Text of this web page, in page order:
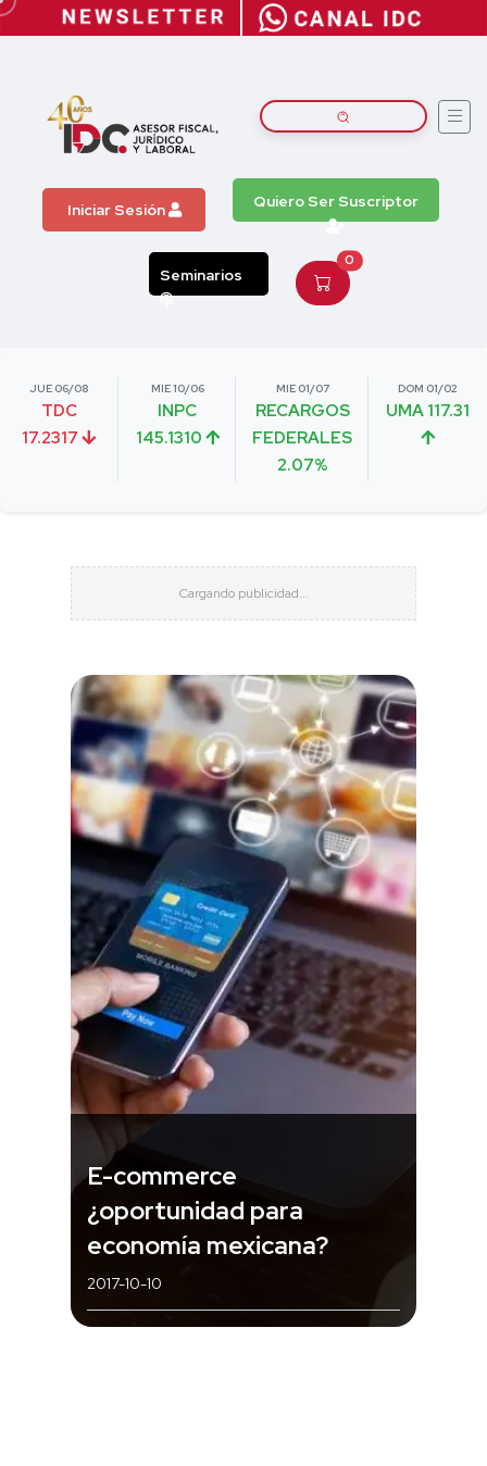
Iniciar Sesión Quiero Ser Suscriptor
Seminarios
0
JUE 06/08
TDC
17.2317
MIE 10/06
INPC
145.1310
MIE 01/07
RECARGOS
FEDERALES
2.07%
DOM 01/02
UMA 117.31
E-commerce
¿oportunidad para
economía mexicana?
2017-10-10